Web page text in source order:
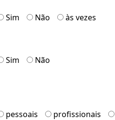
Sim Não às vezes
Sim Não
pessoais profissionais